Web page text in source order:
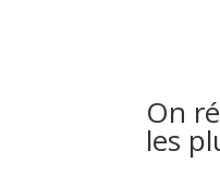
On
les